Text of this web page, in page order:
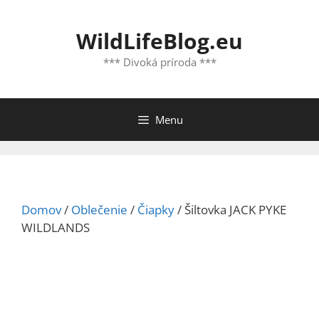
WildLifeBlog.eu
*** Divoká príroda ***
Menu
Domov/ Oblečenie / Čiapky/ Šiltovka JACK PYKE
WILDLANDS